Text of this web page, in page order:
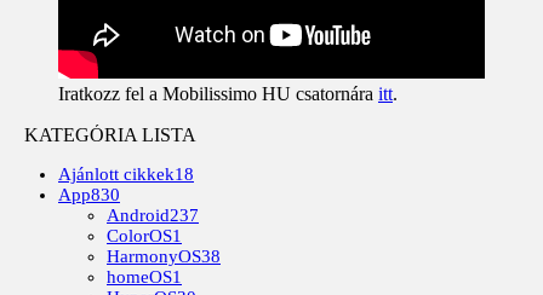
Iratkozz fel a Mobilissimo HU csatornára itt.
KATEGÓRIA LISTA
Ajánlott cikkek18
App830
Android237
ColorOS1
HarmonyOS38
homeOS1